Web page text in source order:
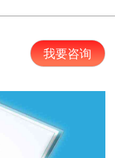
我要咨询